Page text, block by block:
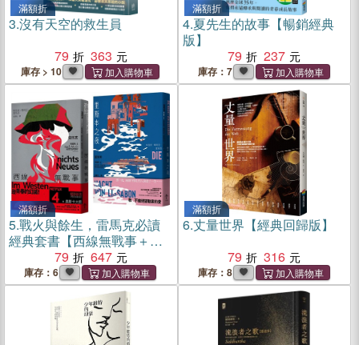
滿額折
3.沒有天空的救生員
79
363
庫存 > 10
滿額折
4.夏先生的故事【暢銷經典
版】
79
237
庫存：7
滿額折
5.戰火與餘生，雷馬克必讀
經典套書【西線無戰事＋里
斯本之夜】
79 647
庫存：6
滿額折
6.丈量世界【經典回歸版】
79
316
庫存：8